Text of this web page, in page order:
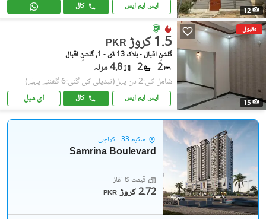
12 ایس ایم ایس کال
مقبول
15
PKR 1.5 کروڑ
گلشنِ اقبال - بلاک 13 ڈی - 1, گلشنِ اقبال
2
2 4.8 مرلہ
شامل کی:2 دن پہل (تبدیلی کی گئی:6 گھنٹے پہلے)
ایس ایم ایس کال ای میل
سکیم 33 - کراچی
Samrina Boulevard
قیمت کا آغاز
PKR 2.72 کروڑ